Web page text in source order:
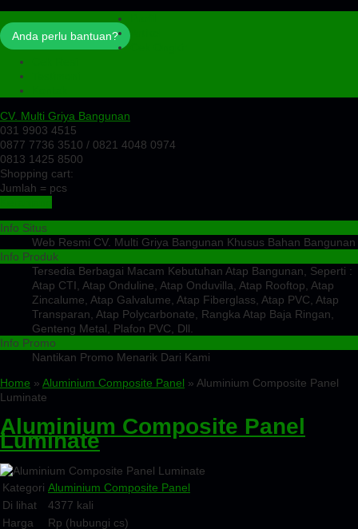
Anda perlu bantuan?
CV. Multi Griya Bangunan
031 9903 4515
0877 7736 3510 / 0821 4048 0974
0813 1425 8500
Shopping cart:
Jumlah = pcs
Info Situs
Web Resmi CV. Multi Griya Bangunan Khusus Bahan Bangunan
Info Produk
Tersedia Berbagai Macam Kebutuhan Atap Bangunan, Seperti :
Atap CTI, Atap Onduline, Atap Onduvilla, Atap Rooftop, Atap
Zincalume, Atap Galvalume, Atap Fiberglass, Atap PVC, Atap
Transparan, Atap Polycarbonate, Rangka Atap Baja Ringan,
Genteng Metal, Plafon PVC, Dll.
Info Promo
Nantikan Promo Menarik Dari Kami
Home » Aluminium Composite Panel » Aluminium Composite Panel
Luminate
Aluminium Composite Panel
Luminate
Kategori Aluminium Composite Panel
Di lihat
4377 kali
Harga
Rp (hubungi cs)